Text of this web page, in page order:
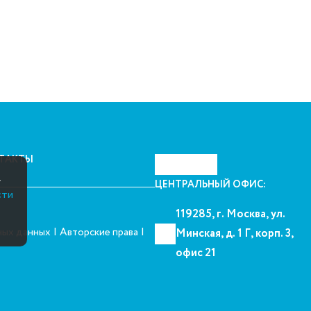
данных | Авторские права |
ЦЕНТРАЛЬНЫЙ ОФИС:
119285, г. Москва, ул.
Минская, д. 1 Г, корп. 3,
офис 21